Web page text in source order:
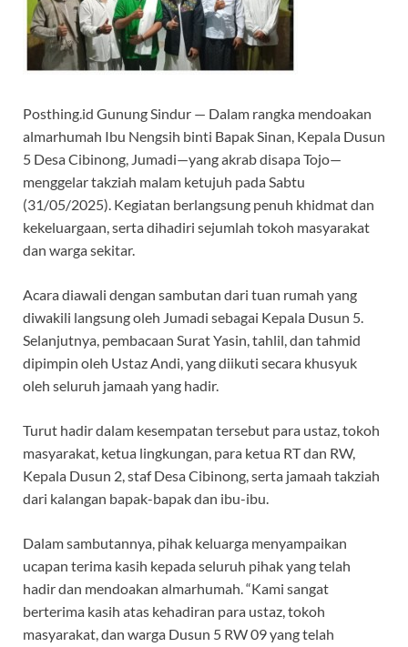
Posthing.id Gunung Sindur — Dalam rangka mendoakan
almarhumah Ibu Nengsih binti Bapak Sinan, Kepala Dusun
5 Desa Cibinong, Jumadi—yang akrab disapa Tojo—
menggelar takziah malam ketujuh pada Sabtu
(31/05/2025). Kegiatan berlangsung penuh khidmat dan
kekeluargaan, serta dihadiri sejumlah tokoh masyarakat
dan warga sekitar.
Acara diawali dengan sambutan dari tuan rumah yang
diwakili langsung oleh Jumadi sebagai Kepala Dusun 5.
Selanjutnya, pembacaan Surat Yasin, tahlil, dan tahmid
dipimpin oleh Ustaz Andi, yang diikuti secara khusyuk
oleh seluruh jamaah yang hadir.
Turut hadir dalam kesempatan tersebut para ustaz, tokoh
masyarakat, ketua lingkungan, para ketua RT dan RW,
Kepala Dusun 2, staf Desa Cibinong, serta jamaah takziah
dari kalangan bapak-bapak dan ibu-ibu.
Dalam sambutannya, pihak keluarga menyampaikan
ucapan terima kasih kepada seluruh pihak yang telah
hadir dan mendoakan almarhumah. “Kami sangat
berterima kasih atas kehadiran para ustaz, tokoh
masyarakat, dan warga Dusun 5 RW 09 yang telah